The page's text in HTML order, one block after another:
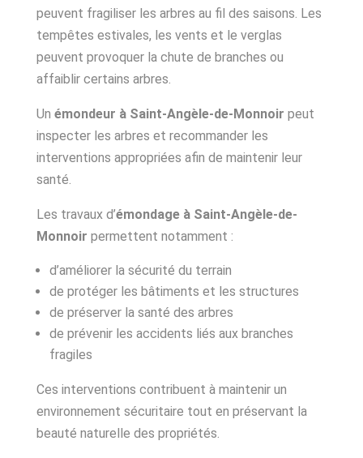
peuvent fragiliser les arbres au fil des saisons. Les
tempêtes estivales, les vents et le verglas
peuvent provoquer la chute de branches ou
affaiblir certains arbres.
Un émondeur à Saint-Angèle-de-Monnoir peut
inspecter les arbres et recommander les
interventions appropriées afin de maintenir leur
santé.
Les travaux d’émondage à Saint-Angèle-de-
Monnoir permettent notamment :
d’améliorer la sécurité du terrain
de protéger les bâtiments et les structures
de préserver la santé des arbres
de prévenir les accidents liés aux branches
fragiles
Ces interventions contribuent à maintenir un
environnement sécuritaire tout en préservant la
beauté naturelle des propriétés.